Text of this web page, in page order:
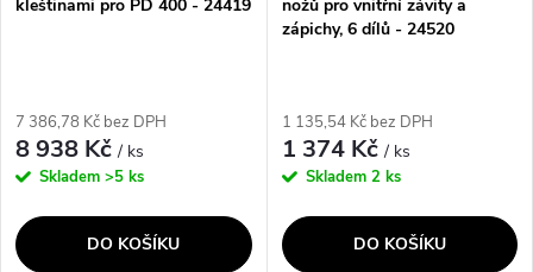
kleštinami pro PD 400 - 24419
7 386,78 Kč bez DPH
8 938 Kč/ ks
Skladem >5 ks
DO KOŠÍKU
nožů pro vnitřní závity a
zápichy, 6 dílů - 24520
1 135,54 Kč bez DPH
1 374 Kč/ ks
Skladem 2 ks
DO KOŠÍKU